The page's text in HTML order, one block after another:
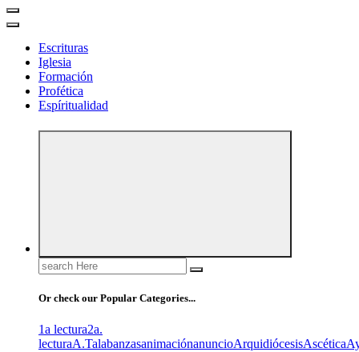
Escrituras
Iglesia
Formación
Profética
Espíritualidad
Search
for:
Or check our Popular Categories...
1a lectura2a.
lecturaA.TalabanzasanimaciónanuncioArquidiócesisAscética